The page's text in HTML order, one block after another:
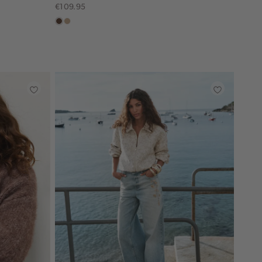
€109.95
donkerbruin
zand